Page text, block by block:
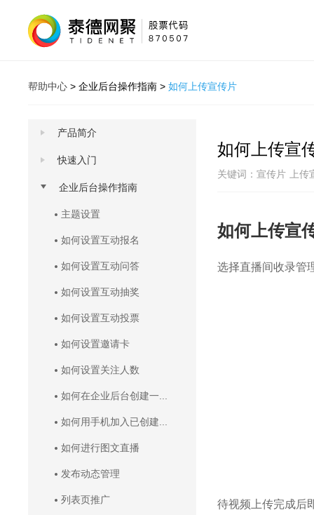
帮助中心 > 企业后台操作指南 > 如何上传宣传片
产品简介
快速入门
企业后台操作指南
主题设置
如何设置互动报名
如何设置互动问答
如何设置互动抽奖
如何设置互动投票
如何设置邀请卡
如何设置关注人数
如何在企业后台创建一...
如何用手机加入已创建...
如何进行图文直播
发布动态管理
列表页推广
如何上传宣
关键词： 宣传片 上
如何上传宣
选择直播间收录管
待视频上传完成后